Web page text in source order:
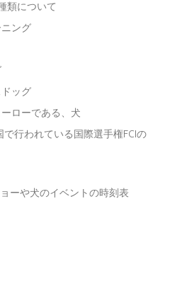
類について
ング
ッグ
ローである、犬
行われている国際選手権FCIの
ーや犬のイベントの時刻表